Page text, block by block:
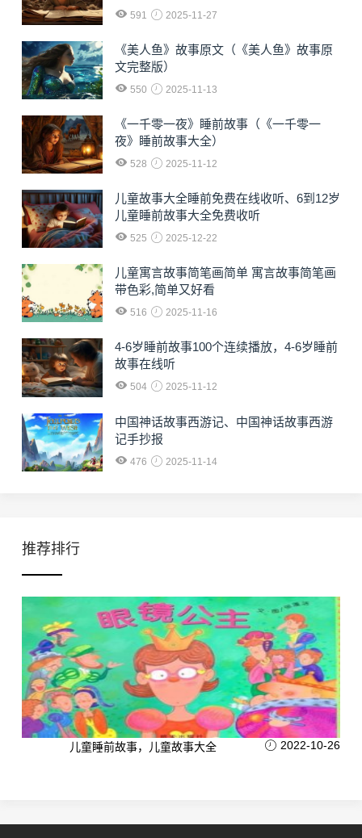
591 2025-11-27
《美人鱼》故事原文（《美人鱼》故事原
文完整版）
550 2025-11-13
《一千零一夜》睡前故事（《一千零一
夜》睡前故事大全）
528 2025-11-12
儿童故事大全睡前免费在线收听、6到12岁
儿童睡前故事大全免费收听
525 2025-12-22
儿童寓言故事简笔画简单 寓言故事简笔画
带色彩,简单又好看
516 2025-11-16
4-6岁睡前故事100个连续播放，4-6岁睡前
故事在线听
504 2025-11-12
中国神话故事西游记、中国神话故事西游
记手抄报
476 2025-11-14
推荐排行
儿童睡前故事，儿童故事大全 2022-10-26